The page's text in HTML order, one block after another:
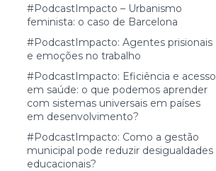
#PodcastImpacto – Urbanismo
feminista: o caso de Barcelona
#PodcastImpacto: Agentes prisionais
e emoções no trabalho
#PodcastImpacto: Eficiência e acesso
em saúde: o que podemos aprender
com sistemas universais em países
em desenvolvimento?
#PodcastImpacto: Como a gestão
municipal pode reduzir desigualdades
educacionais?